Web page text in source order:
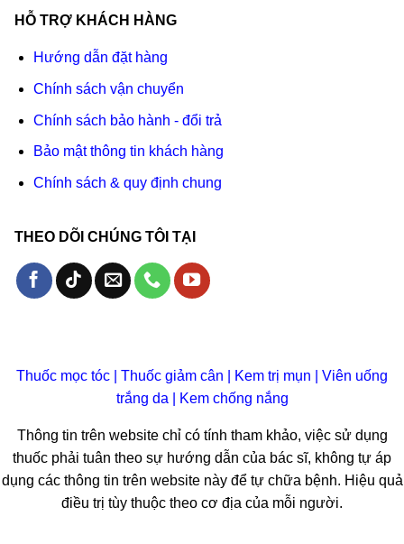
HỖ TRỢ KHÁCH HÀNG
Hướng dẫn đặt hàng
Chính sách vận chuyển
Chính sách bảo hành - đổi trả
Bảo mật thông tin khách hàng
Chính sách & quy định chung
THEO DÕI CHÚNG TÔI TẠI
Thuốc mọc tóc Thuốc giảm cân Kem trị mụn
Viên uống
trắng da
Kem chống nắng
Thông tin trên website chỉ có tính tham khảo, việc sử dụng
thuốc phải tuân theo sự hướng dẫn của bác sĩ, không tự áp
dụng các thông tin trên website này để tự chữa bệnh. Hiệu quả
điều trị tùy thuộc theo cơ địa của mỗi người.